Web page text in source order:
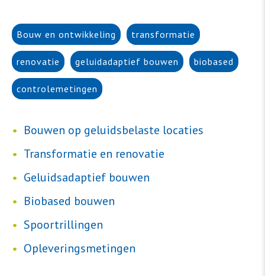
Bouw en ontwikkeling transformatie
renovatie geluidadaptief bouwen biobased
controlemetingen
Bouwen op geluidsbelaste locaties
Transformatie en renovatie
Geluidsadaptief bouwen
Biobased bouwen
Spoortrillingen
Opleveringsmetingen